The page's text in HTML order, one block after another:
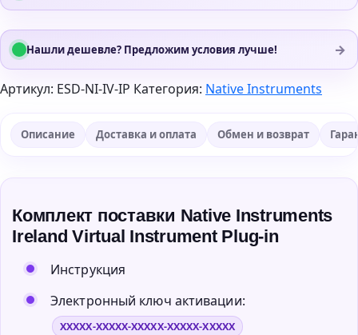
Нашли дешевле? Предложим условия лучше! →
Артикул: ESD-NI-IV-IP Категория: Native Instruments
Описание Доставка и оплата Обмен и возврат
Комплект поставки Native Instruments
Ireland Virtual Instrument Plug-in
Инструкция
Электронный ключ активации:
XXXXX-XXXXX-XXXXX-XXXXX-XXXXX